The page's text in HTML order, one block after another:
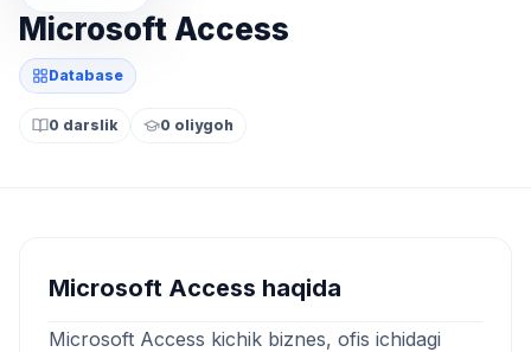
Microsoft Access
Database
0 darslik 0 oliygoh
Microsoft Access haqida
Microsoft Access kichik biznes, ofis ichidagi